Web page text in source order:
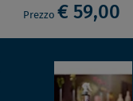
Prezzo € 59,00